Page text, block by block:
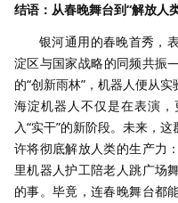
结语：从春晚舞台到“解放人
银河通用的春晚首秀，
淀区与国家战略的同频共
的“创新雨林”，机器人便从
海淀机器人不仅是在表演
入“实干”的新阶段。未来，
许将彻底解放人类的生产力
里机器人护工陪老人跳广场
的事。毕竟，连春晚舞台都